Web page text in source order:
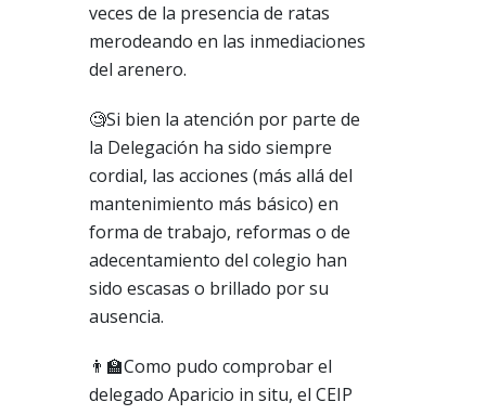
veces de la presencia de ratas
merodeando en las inmediaciones
del arenero.
🧐Si bien la atención por parte de
la Delegación ha sido siempre
cordial, las acciones (más allá del
mantenimiento más básico) en
forma de trabajo, reformas o de
adecentamiento del colegio han
sido escasas o brillado por su
ausencia.
👨‍🏫Como pudo comprobar el
delegado Aparicio in situ, el CEIP